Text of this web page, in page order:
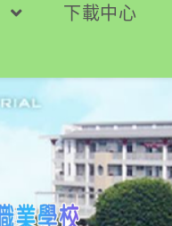
下載中心